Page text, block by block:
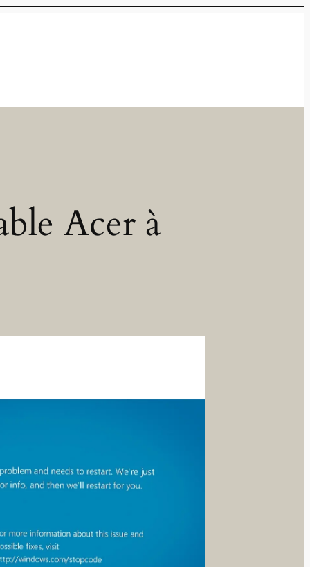
Acer à